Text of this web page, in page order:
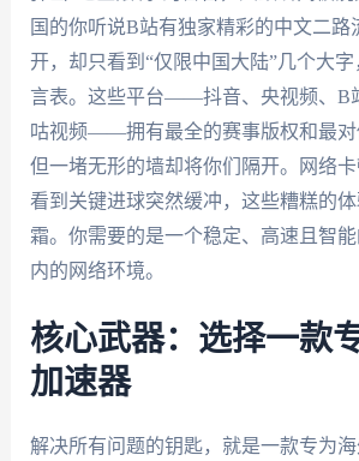
国的你听说B站有独家精彩的中文二路
开，却只看到“仅限中国大陆”几个大
言表。这些平台——抖音、央视频、B
咕视频——拥有最全的赛事版权和最对
但一堵无形的墙却将你们隔开。网络卡
看到关键进球突然缓冲，这些糟糕的
霜。你需要的是一个稳定、高速且智
内的网络环境。
核心武器：选择一款
加速器
解决所有问题的钥匙，就是一款专为